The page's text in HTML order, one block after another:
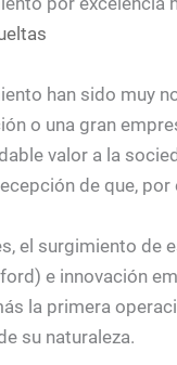
han sido muy
o una gran
valor a la
de que,
el surgimiento
e innovación
la primera
su naturaleza.